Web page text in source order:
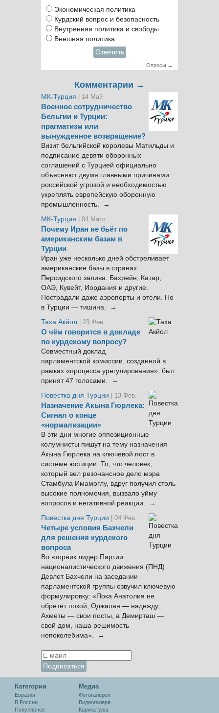
Экономическая политика
Курдский вопрос и безопасность
Внутренняя политика и свободы
Внешняя политика
Ответить
Опросы →
Комментарии →
МК-Турция | 14 Май
Военное сотрудничество
Бельгии и Турции:
прагматизм или
вынужденное возвращение?
Визит бельгийской королевы Матильды и
подписание девяти оборонных
соглашений с Турцией официально
объясняют двумя главными причинами:
российской угрозой и необходимостью
укреплять европейскую оборонную
промышленность. →
МК-Турция
| 04 Март
Почему Иран не бьёт по
американским базам в
Турции
Иран уже несколько дней обстреливает
американские базы в странах
Персидского залива: Бахрейн, Катар,
ОАЭ, Кувейт, Иордания и другие.
Пострадали даже аэропорты и отели. Но
в Турции — тишина. →
Таха Акйол | 23 Фев.
О чём говорится в докладе
по курдскому вопросу?
Совместный доклад
парламентской комиссии, созданной в
рамках «процесса урегулирования», был
принят 47 голосами. →
Повестка дня Турции
| 13 Фев.
Назначение Акына Гюрлека:
Сигнал о конце
«нормализации»
В эти дни многие оппозиционные
колумнисты пишут на тему назначения
Акына Гюрлека на ключевой пост в
системе юстиции. То, что человек,
который вел резонансное дело мэра
Стамбула Имамоглу, вдруг получил столь
высокие полномочия, вызвало уйму
вопросов и негативной реакции. →
Повестка дня Турции
| 04 Фев.
Четыре условия Бахчели
для решения курдского
вопроса
Во вторник лидер Партии
националистического движения (ПНД)
Девлет Бахчели на заседании
парламентской группы озвучил ключевую
формулировку: «Пока Анатолия не
обретёт покой, Оджалан — надежду,
Ахметы — свои посты, а Демирташ —
свой дом, наша решимость
непоколебима». →
Категории
Евразия
В России
Популярное
Медиа
Фотогалерея
Видеогалеря
Карикатуры